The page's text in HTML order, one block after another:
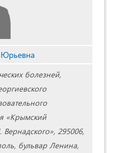
болезней,
«Крымский
295006,
бульвар Ленина,